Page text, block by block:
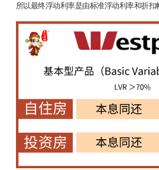
所以最终浮动利率是由标准浮动利率和折扣